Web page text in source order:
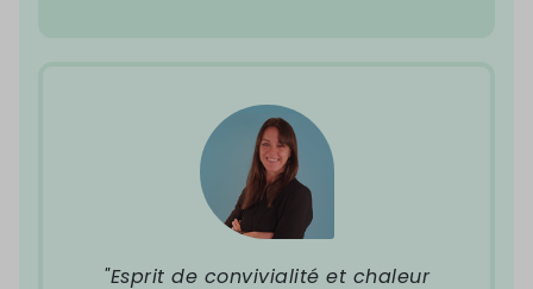
"Esprit de convivialité et chaleur